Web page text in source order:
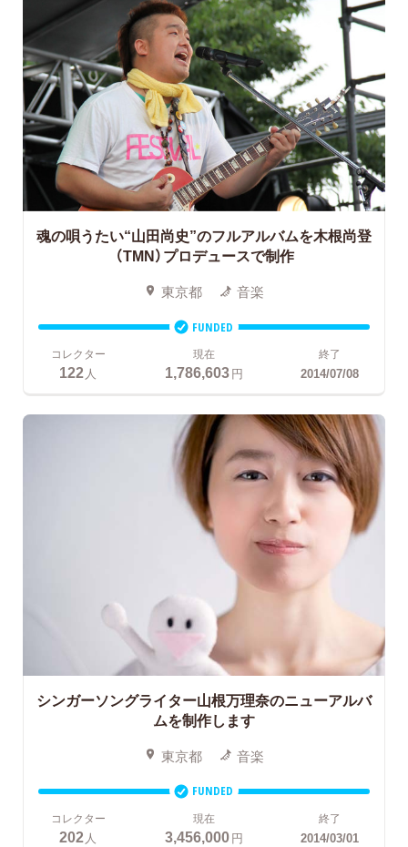
魂の唄うたい“山田尚史”のフルアルバムを木根尚登
（TMN）プロデュースで制作
東京都 音楽
FUNDED
コレクター
122人
現在
1,786,603円
終了
2014/07/08
シンガーソングライター山根万理奈のニューアルバ
ムを制作します
東京都 音楽
FUNDED
コレクター
202 人
現在
3,456,000円
終了
2014/03/01